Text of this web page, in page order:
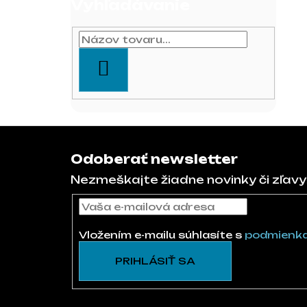
Odoberať newsletter
Nezmeškajte žiadne novinky či
Vložením e-mailu súhlasíte s
PRIHLÁSIŤ SA